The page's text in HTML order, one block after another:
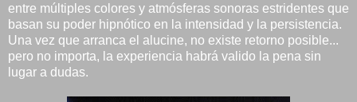
entre múltiples colores y atmósferas sonoras estridentes que
basan su poder hipnótico en la intensidad y la persistencia.
Una vez que arranca el alucine, no existe retorno posible...
pero no importa, la experiencia habrá valido la pena sin
lugar a dudas.